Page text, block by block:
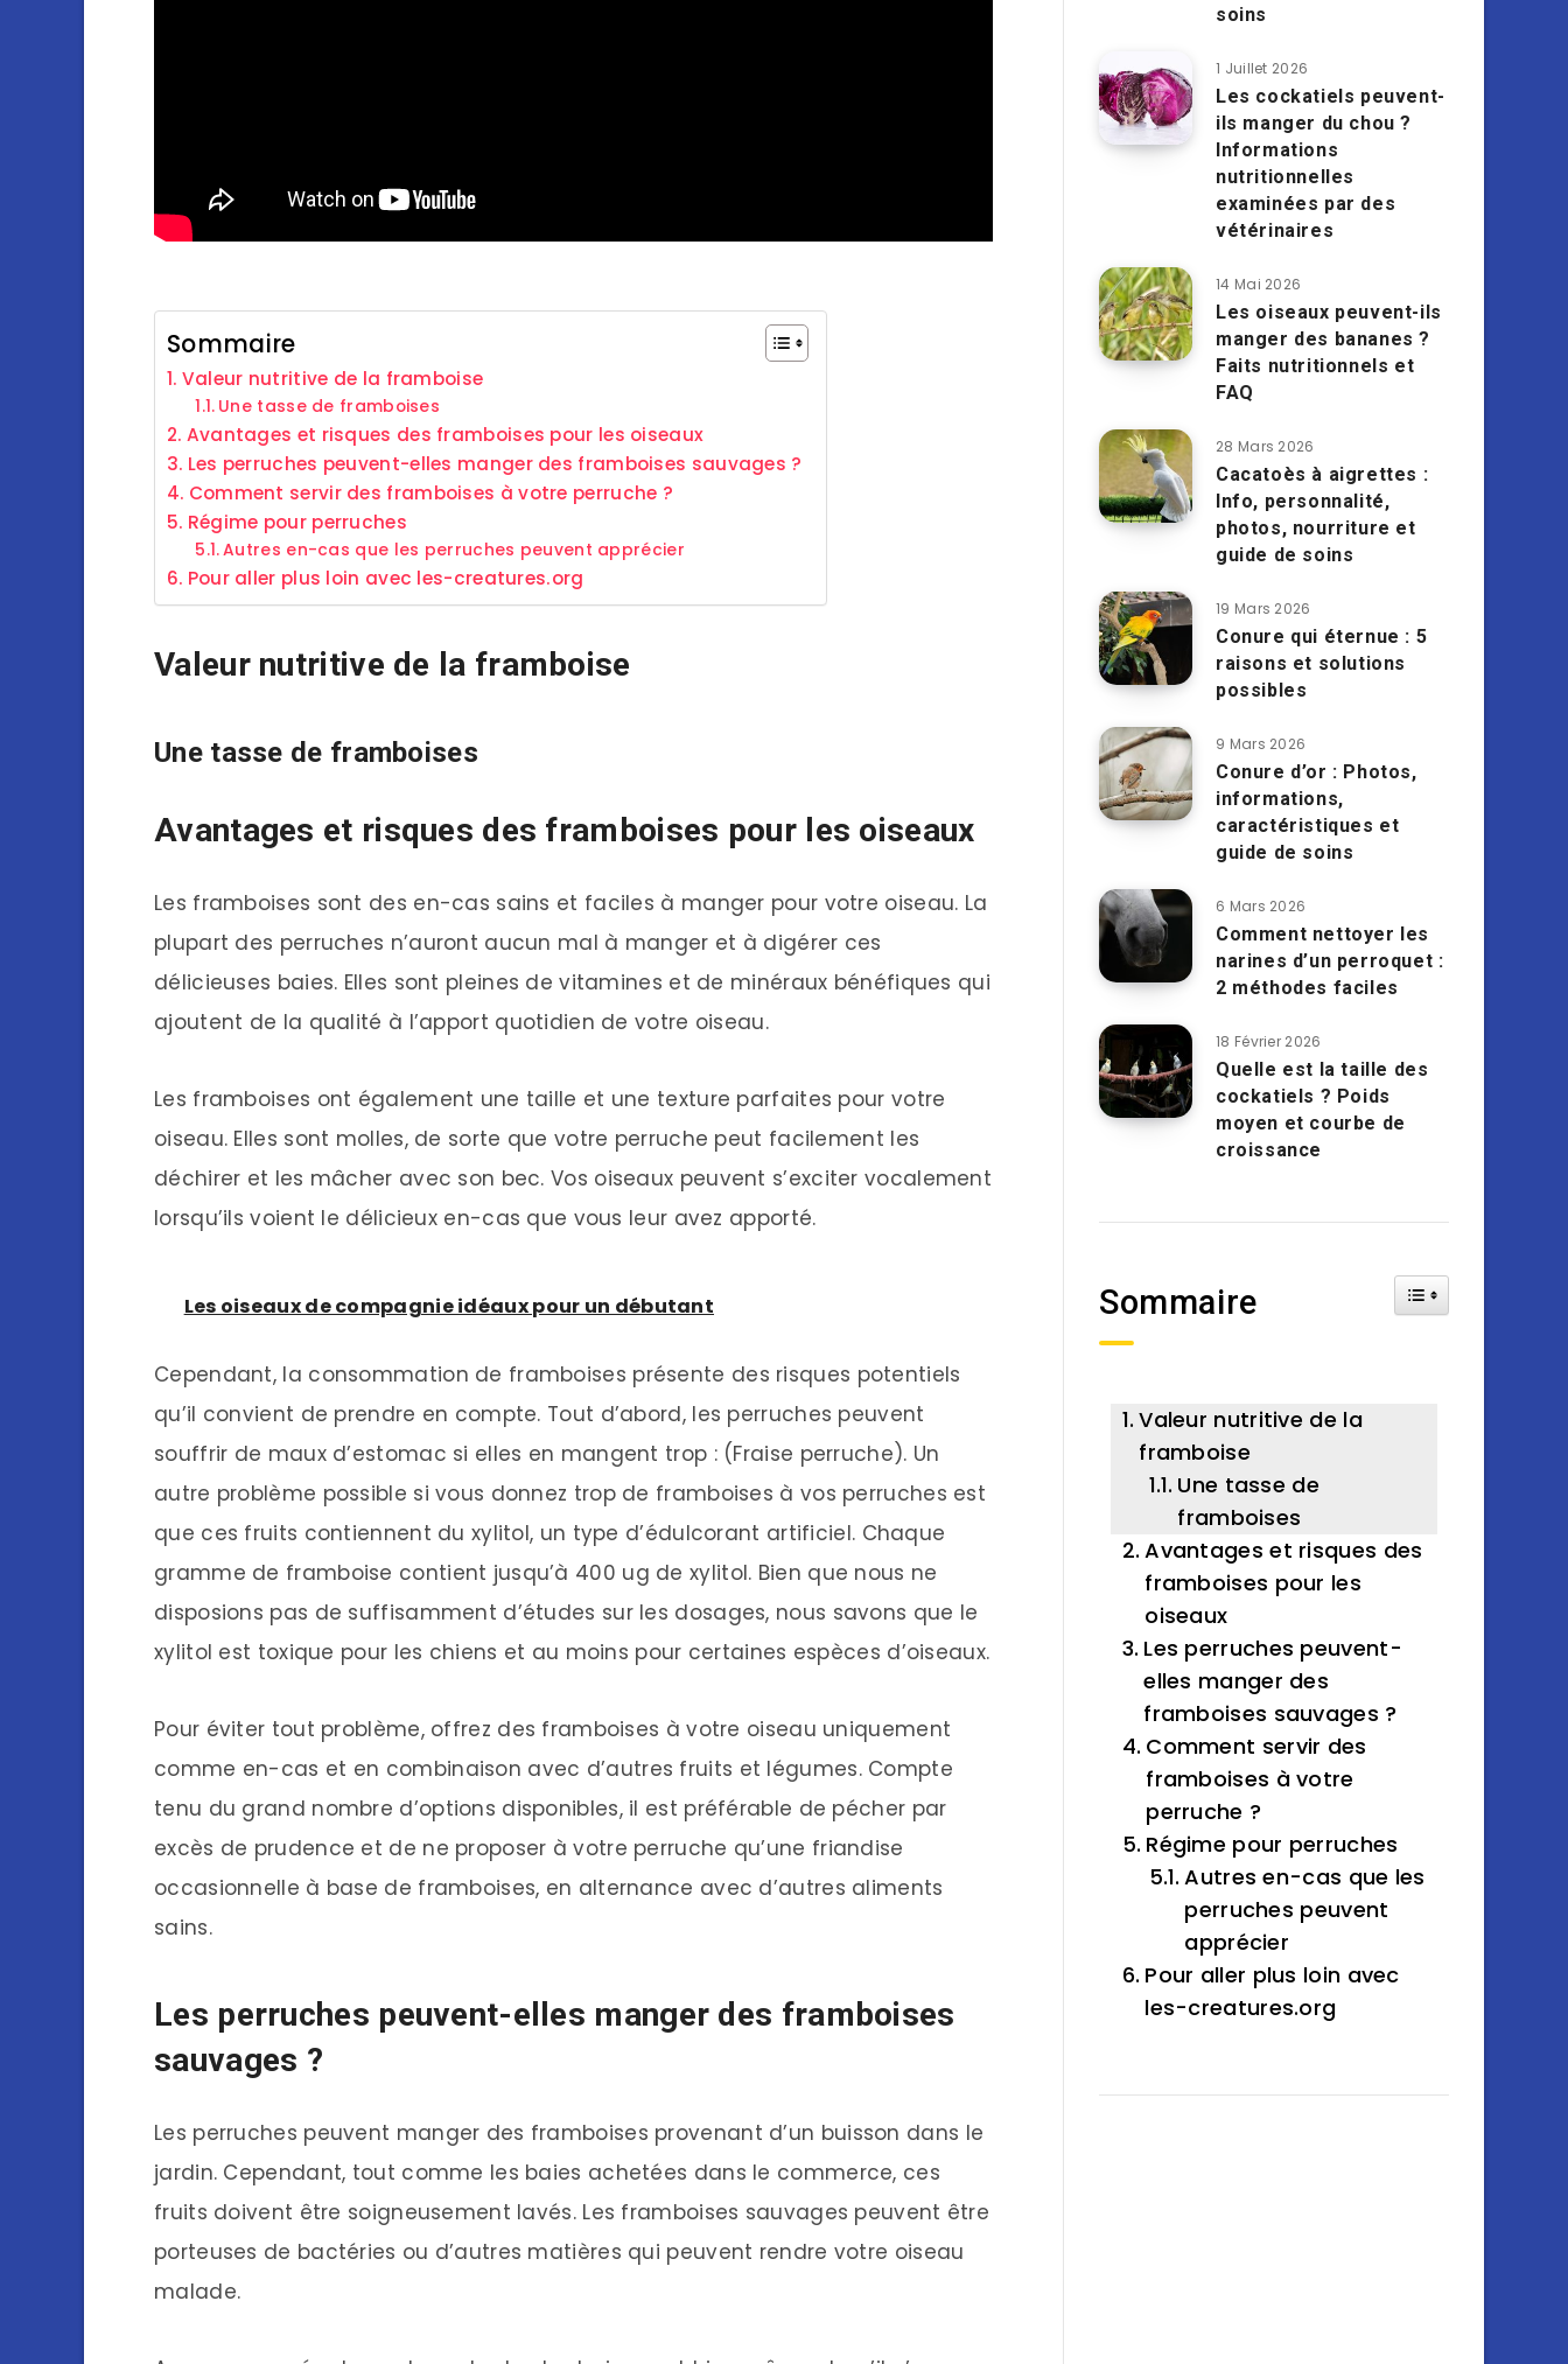
Sommaire
Valeur nutritive de la framboise
Une tasse de framboises
Avantages et risques des framboises pour les oiseaux
Les perruches peuvent-elles manger des framboises sauvages ?
Comment servir des framboises à votre perruche ?
Régime pour perruches
Autres en-cas que les perruches peuvent apprécier
Pour aller plus loin avec les-creatures.org
Valeur nutritive de la framboise
Une tasse de framboises
Avantages et risques des framboises pour les oiseaux
Les framboises sont des en-cas sains et faciles à manger pour votre oiseau. La
plupart des perruches n’auront aucun mal à manger et à digérer ces
délicieuses baies. Elles sont pleines de vitamines et de minéraux bénéfiques qui
ajoutent de la qualité à l’apport quotidien de votre oiseau.
Les framboises ont également une taille et une texture parfaites pour votre
oiseau. Elles sont molles, de sorte que votre perruche peut facilement les
déchirer et les mâcher avec son bec. Vos oiseaux peuvent s’exciter vocalement
lorsqu’ils voient le délicieux en-cas que vous leur avez apporté.
Les oiseaux de compagnie idéaux pour un débutant
Cependant, la consommation de framboises présente des risques potentiels
qu’il convient de prendre en compte. Tout d’abord, les perruches peuvent
souffrir de maux d’estomac si elles en mangent trop : (Fraise perruche). Un
autre problème possible si vous donnez trop de framboises à vos perruches est
que ces fruits contiennent du xylitol, un type d’édulcorant artificiel. Chaque
gramme de framboise contient jusqu’à 400 ug de xylitol. Bien que nous ne
disposions pas de suffisamment d’études sur les dosages, nous savons que le
xylitol est toxique pour les chiens et au moins pour certaines espèces d’oiseaux.
Pour éviter tout problème, offrez des framboises à votre oiseau uniquement
comme en-cas et en combinaison avec d’autres fruits et légumes. Compte
tenu du grand nombre d’options disponibles, il est préférable de pécher par
excès de prudence et de ne proposer à votre perruche qu’une friandise
occasionnelle à base de framboises, en alternance avec d’autres aliments
sains.
Les perruches peuvent-elles manger des framboises
sauvages ?
Les perruches peuvent manger des framboises provenant d’un buisson dans le
jardin. Cependant, tout comme les baies achetées dans le commerce, ces
fruits doivent être soigneusement lavés. Les framboises sauvages peuvent être
porteuses de bactéries ou d’autres matières qui peuvent rendre votre oiseau
malade.
soins
1 Juillet 2026
Les cockatiels peuvent-
ils manger du chou ?
Informations
nutritionnelles
examinées par des
vétérinaires
14 Mai 2026
Les oiseaux peuvent-ils
manger des bananes ?
Faits nutritionnels et
FAQ
28 Mars 2026
Cacatoès à aigrettes :
Info, personnalité,
photos, nourriture et
guide de soins
19 Mars 2026
Conure qui éternue : 5
raisons et solutions
possibles
9 Mars 2026
Conure d’or : Photos,
informations,
caractéristiques et
guide de soins
6 Mars 2026
Comment nettoyer les
narines d’un perroquet :
2 méthodes faciles
18 Février 2026
Quelle est la taille des
cockatiels ? Poids
moyen et courbe de
croissance
Sommaire Toggle Table of
Valeur nutritive de la
framboise
Une tasse de
framboises
Avantages et risques des
framboises pour les
oiseaux
Les perruches peuvent-
elles manger des
framboises sauvages ?
Comment servir des
framboises à votre
perruche ?
Régime pour perruches
Autres en-cas que les
perruches peuvent
apprécier
Pour aller plus loin avec
les-creatures.org